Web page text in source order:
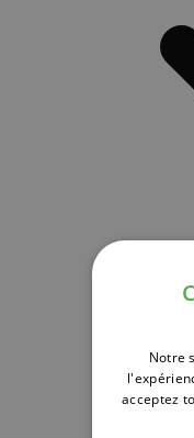
Notre
acceptez